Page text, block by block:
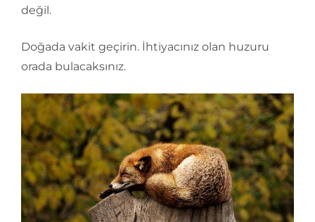
değil.
Doğada vakit geçirin. İhtiyacınız olan huzuru
orada bulacaksınız.